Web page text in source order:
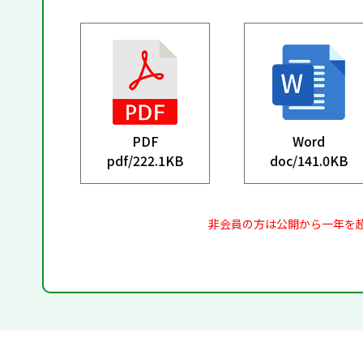
PDF
pdf/222.1KB
Word
doc/141.0KB
非会員の方は公開から一年を